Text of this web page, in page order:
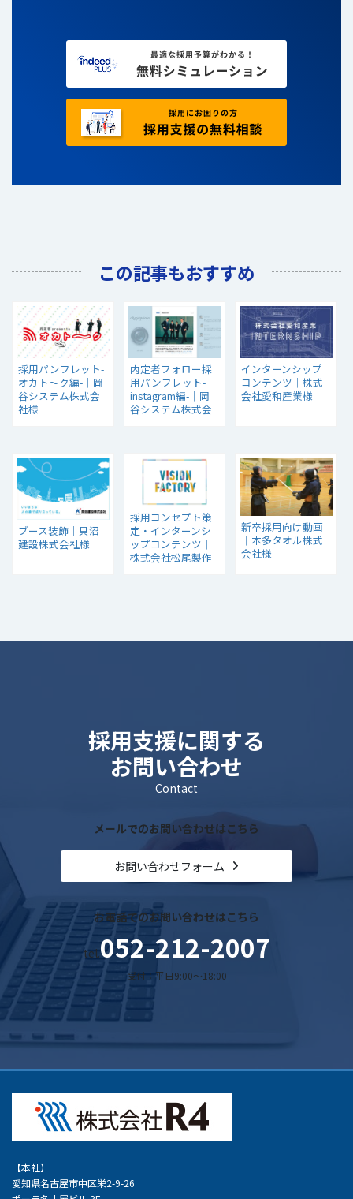
この記事もおすすめ
採用パンフレット-
オカト～ク編-｜岡
谷システム株式会
社様
内定者フォロー採
用パンフレット-
instagram編-｜岡
谷システム株式会
インターンシップ
コンテンツ｜株式
会社愛和産業様
ブース装飾｜貝沼
建設株式会社様
採用コンセプト策
定・インターンシ
ップコンテンツ｜
株式会社松尾製作
新卒採用向け動画
│本多タオル株式
会社様
採用支援に関する
お問い合わせ
Contact
メールでのお問い合わせはこちら
お問い合わせフォーム
お電話でのお問い合わせはこちら
tel.052-212-2007
受付：平日9:00～18:00
【本社】
愛知県名古屋市中区栄2-9-26